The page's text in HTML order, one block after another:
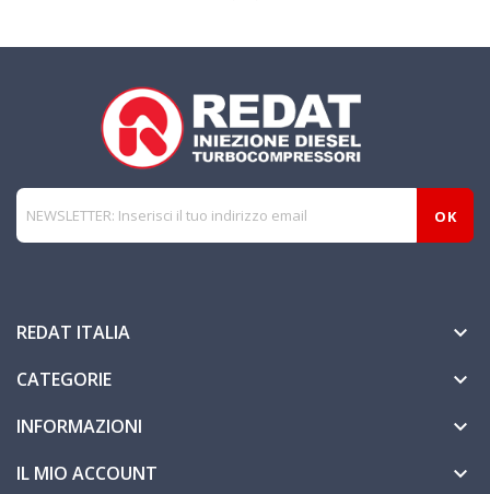
REDAT ITALIA 
CATEGORIE 
INFORMAZIONI 
IL MIO ACCOUNT 